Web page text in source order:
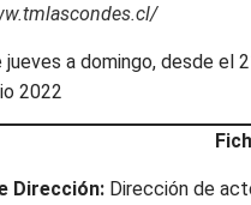
jueves a domingo, desde el
2022
Dirección: Dirección de